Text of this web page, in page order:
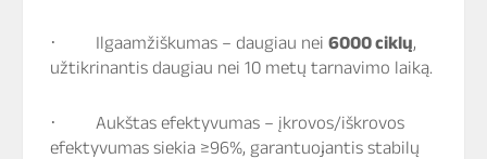
· Ilgaamžiškumas – daugiau nei 6000 ciklų,
užtikrinantis daugiau nei 10 metų tarnavimo laiką.
· Aukštas efektyvumas – įkrovos/iškrovos
efektyvumas siekia ≥96%, garantuojantis stabilų